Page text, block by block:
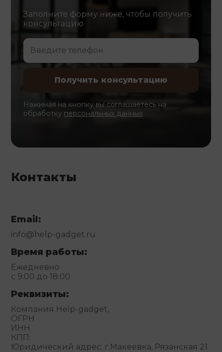
Заполните форму ниже, чтобы получить
консультацию
Нажимая на кнопку вы соглашаетесь на
обработку персональных данных
Контакты
Email:
info@help-gadget.ru
Время работы:
Ежедневно
с 9:00 до 18:00
Реквизиты:
Компания Help-gadget,
ОГРН
ИНН
КПП:
Юридический адрес: г.Макеевка, Рязанская 21